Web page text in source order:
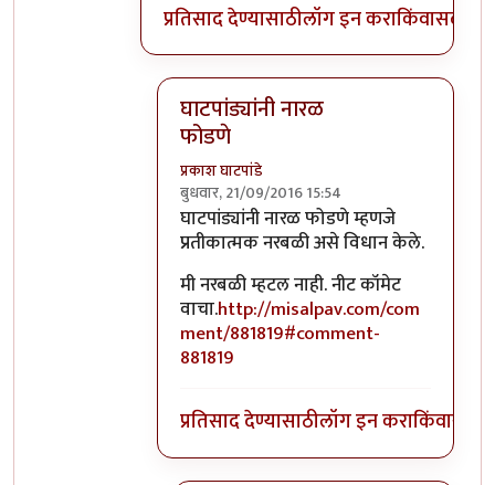
प्रतिसाद देण्यासाठीलॉग इन कराकिंवासदस्य
घाटपांड्यांनी नारळ
फोडणे
प्रकाश घाटपांडे
बुधवार, 21/09/2016 15:54
In reply toआत्मबंधवाल्यानी `कोहळा म्हणजे
घाटपांड्यांनी नारळ फोडणे म्हणजे
प्रतीकात्मक नरबळी असे विधान केले.
मी नरबळी म्हटल नाही. नीट कॉमेट
वाचा.http://misalpav.com/com
ment/881819#comment-
881819
प्रतिसाद देण्यासाठीलॉग इन कराकिंवा